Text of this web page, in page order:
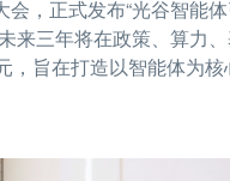
会，正式发布“光谷智能
来三年将在政策、算力
，旨在打造以智能体为核